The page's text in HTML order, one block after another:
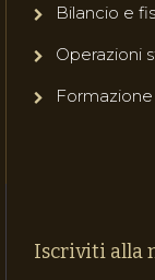
Bilancio e
Operazioni
Formazione
Iscriviti alla